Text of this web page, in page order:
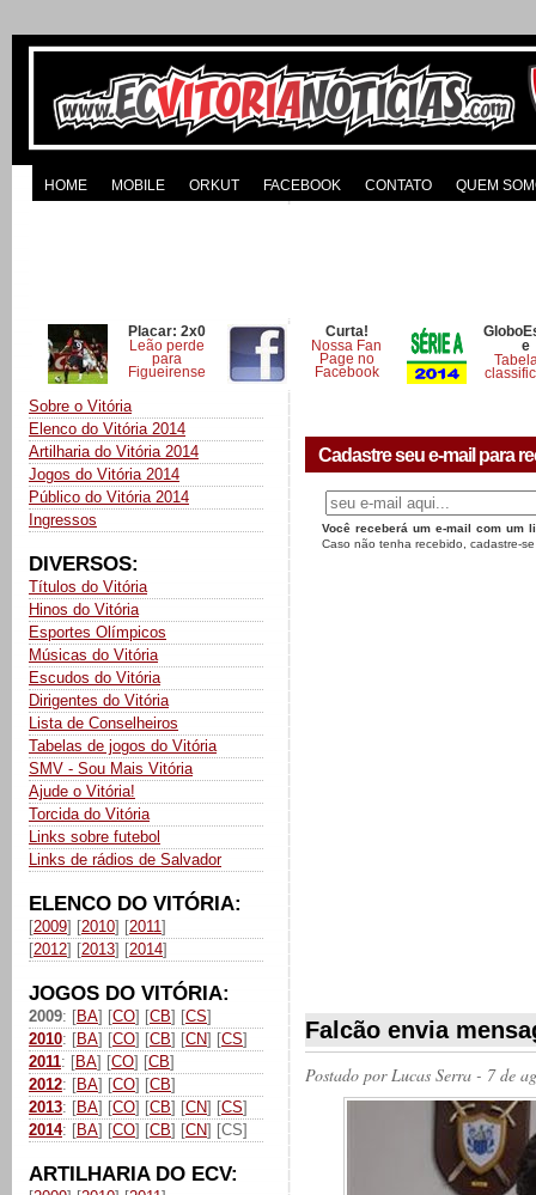
HOME MOBILE ORKUT FACEBOOK CONTATO QUEM
Placar: 2x0
Leão perde
para
Figueirense
Curta!
Nossa Fan
Page no
Facebook
e
Sobre o Vitória
Elenco do Vitória 2014
Artilharia do Vitória 2014
Jogos do Vitória 2014
Público do Vitória 2014
Ingressos
DIVERSOS:
Títulos do Vitória
Hinos do Vitória
Esportes Olímpicos
Músicas do Vitória
Escudos do Vitória
Dirigentes do Vitória
Lista de Conselheiros
Tabelas de jogos do Vitória
SMV - Sou Mais Vitória
Ajude o Vitória!
Torcida do Vitória
Links sobre futebol
Links de rádios de Salvador
ELENCO DO VITÓRIA:
[2009] [2010] [2011]
[2012] [2013] [2014]
JOGOS DO VITÓRIA:
2009: [BA] [CO] [CB] [CS]
2010: [BA] [CO] [CB] [CN] [CS]
2011: [BA] [CO] [CB]
2012: [BA] [CO] [CB]
2013: [BA] [CO] [CB] [CN] [CS]
2014: [BA] [CO] [CB] [CN] [CS]
ARTILHARIA DO ECV:
Cadastre seu e-mail para
Você receberá um e-mail com um
Caso não tenha recebido, cadastre-
Falcão envia
Postado porLucas Serra - 7 de